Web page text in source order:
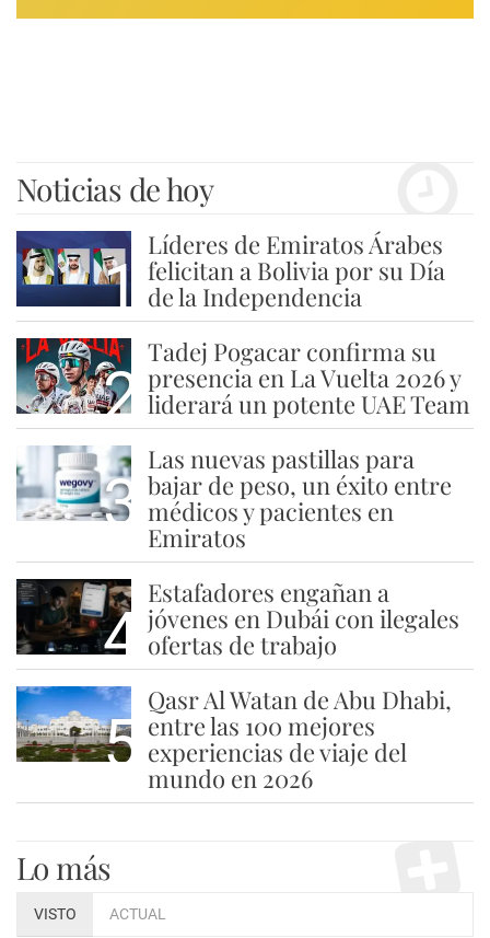
Noticias de hoy
1
Líderes de Emiratos Árabes
felicitan a Bolivia por su Día
de la Independencia
2
Tadej Pogacar confirma su
presencia en La Vuelta 2026 y
liderará un potente UAE Team
3
Las nuevas pastillas para
bajar de peso, un éxito entre
médicos y pacientes en
Emiratos
4
Estafadores engañan a
jóvenes en Dubái con ilegales
ofertas de trabajo
5
Qasr Al Watan de Abu Dhabi,
entre las 100 mejores
experiencias de viaje del
mundo en 2026
Lo más
VISTO ACTUAL